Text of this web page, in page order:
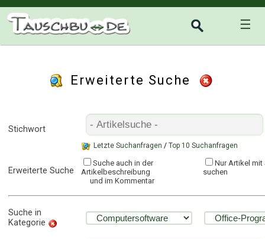
☰
Erweiterte Suche
Stichwort
Letzte Suchanfragen / Top 10 Suchanfragen
Erweiterte Suche
Suche auch in der
Artikelbeschreibung
und im Kommentar
Nur Artikel
suchen
Suche in
Kategorie